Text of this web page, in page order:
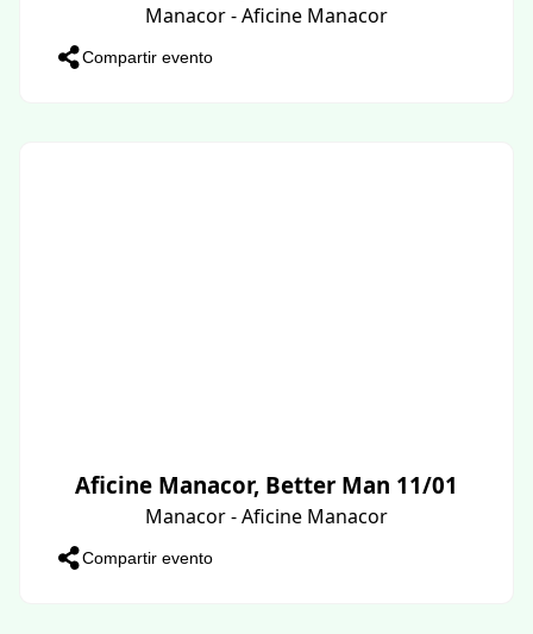
Manacor - Aficine Manacor
Compartir evento
Aficine Manacor, Better Man 11/01
Manacor - Aficine Manacor
Compartir evento